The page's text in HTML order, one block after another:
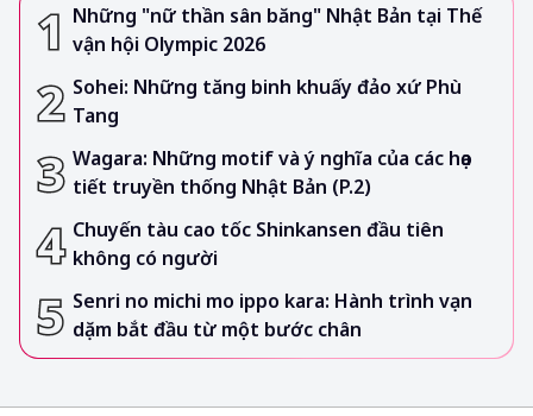
Những "nữ thần sân băng" Nhật Bản tại Thế
vận hội Olympic 2026
Sohei: Những tăng binh khuấy đảo xứ Phù
Tang
Wagara: Những motif và ý nghĩa của các họa
tiết truyền thống Nhật Bản (P.2)
Chuyến tàu cao tốc Shinkansen đầu tiên
không có người
Senri no michi mo ippo kara: Hành trình vạn
dặm bắt đầu từ một bước chân